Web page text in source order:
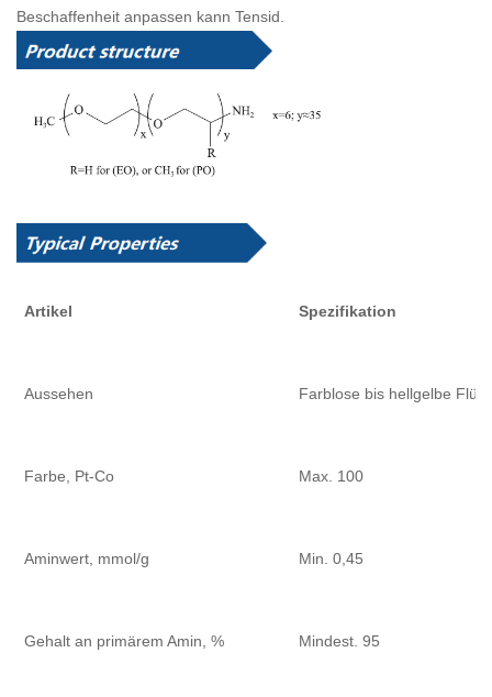
Beschaffenheit anpassen kann Tensid.
Artikel Spezifikation
Aussehen Farblose bis hellgelbe
Farbe, Pt-Co Max. 100
Aminwert, mmol/g Min. 0,45
Gehalt an primärem Amin, % Mindest. 95